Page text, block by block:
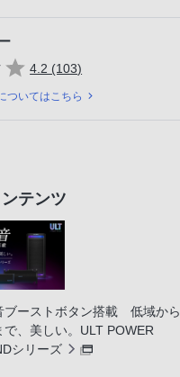
5つの星のうち
4.2 (103件のレビュー
)
ついてはこちら
テンツ
ブーストボタン搭載 低域から
で、美しい。ULT POWER
シリーズ